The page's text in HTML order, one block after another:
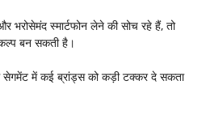
स्मार्टफोन लेने की सोच रहे हैं, तो
बन सकती है।
सेगमेंट में कई ब्रांड्स को कड़ी टक्कर दे सकता